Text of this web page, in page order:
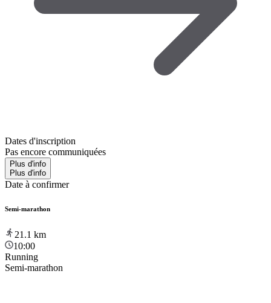
Dates d'inscription
Pas encore communiquées
Plus d'info
Plus d'info
Date à confirmer
Semi-marathon
21.1 km
10:00
Running
Semi-marathon